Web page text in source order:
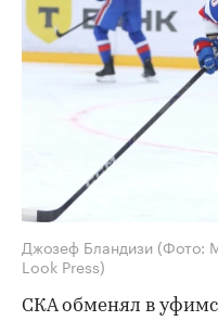
Джозеф Бландизи (Фото:
Look Press)
СКА обменял в